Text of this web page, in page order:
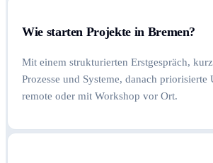
Wie starten Projekte in Bremen?
Mit einem strukturierten Erstgespräch,
Prozesse und Systeme, danach priorisierte
remote oder mit Workshop vor Ort.